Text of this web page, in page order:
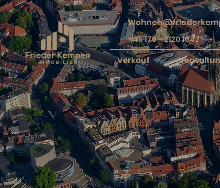
+49 176 - 2120 1647
Verkauf